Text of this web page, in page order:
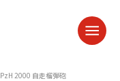
2000 自走榴弾砲